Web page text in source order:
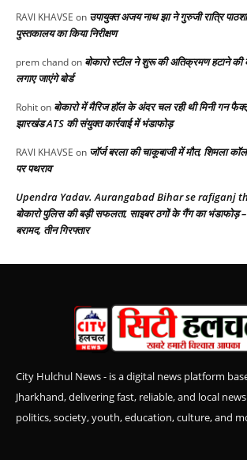
RAVI KHAVSE on उपायुक्त अजय नाथ झा ने गुरुजी रात्रि
पुस्तकालय का किया निरीक्षण
prem chandon बोकारो स्टील ने शुरू की अतिक्रमण हटाने की
लगाए जाएंगे बोर्ड
Rohiton बोकारो में मैरिज हॉल के अंदर चल रही थी मिनी गन
झारखंड ATS की संयुक्त कार्रवाई में भंडाफोड़
RAVI KHAVSE on जॉर्ज बरला की चाकूबाजी में मौत, शिमला
पर पथराव
Upendra Yadav. Aurangabad Bihar se rafiganj
बोकारो पुलिस की बड़ी सफलता, साइबर ठगों के गैंग का
बरामद, तीन गिरफ्तार
City Hulchul News - is a digital news platform
Jharkhand, delivering fast, reliable, and local
politics, society, youth, education, culture, and